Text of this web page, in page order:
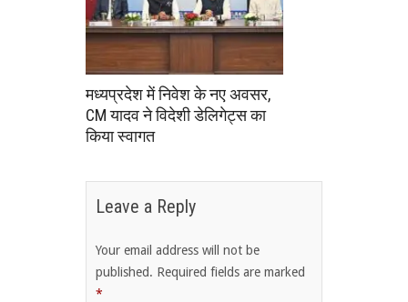
मध्यप्रदेश में निवेश के नए अवसर,
CM यादव ने विदेशी डेलिगेट्स का
किया स्वागत
Leave a Reply
Your email address will not be
published. Required fields are marked
*